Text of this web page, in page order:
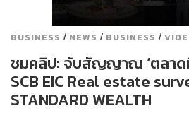
BUSINESS / NEWS / BUSINESS /
ชมคลิป: จับสัญญาณ ‘ตลาด
SCB EIC Real estate
STANDARD WEALTH